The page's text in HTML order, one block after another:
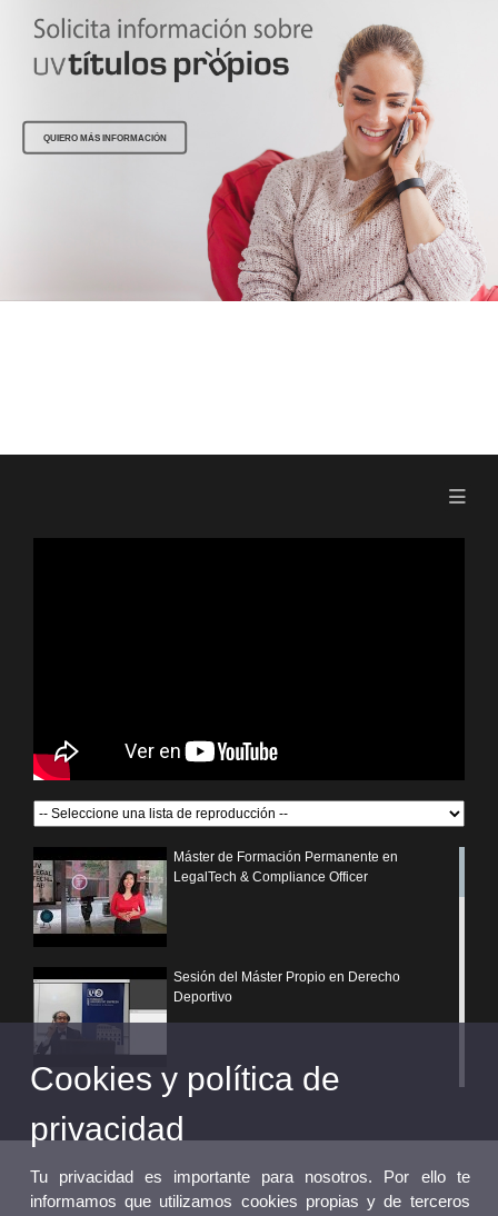
QUIERO MÁS INFORMACIÓN
Máster de Formación Permanente en
LegalTech & Compliance Officer
Sesión del Máster Propio en Derecho
Deportivo
¿Por qué elegir un postgrado propio de la
Universitat de València?
Cookies y política de
privacidad
Tu privacidad es importante para nosotros. Por ello te
informamos que utilizamos cookies propias y de terceros